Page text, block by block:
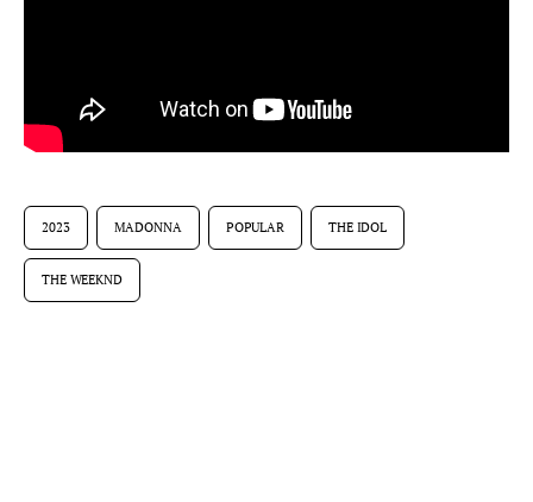
2023 MADONNA POPULAR THE IDOL
THE WEEKND